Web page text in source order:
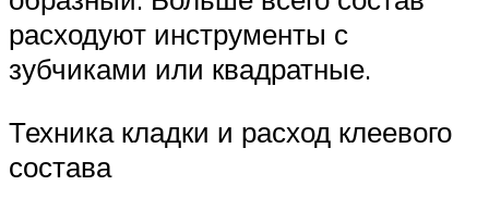
расходуют инструменты с
зубчиками или квадратные.
Техника кладки и расход клеевого
состава